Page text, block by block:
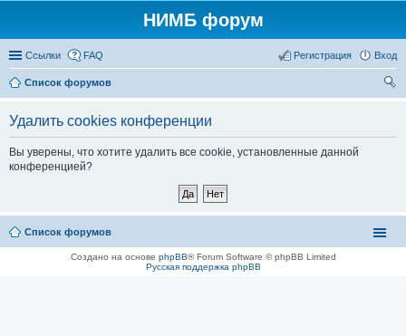
НИМБ форум
Ссылки FAQ Вход
Регистрация
Список форумов
Удалить cookies конференции
Вы уверены, что хотите удалить все cookie, установленные данной
конференцией?
Список форумов
Создано на основе phpBB® Forum Software © phpBB Limited
Русская поддержка phpBB